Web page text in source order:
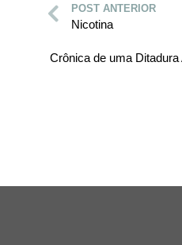
POST ANTERIOR
Nicotina
Crônica de uma